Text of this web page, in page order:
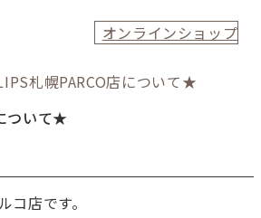
オンラインショップ
札幌PARCO店について★
ついて★
コ店です。